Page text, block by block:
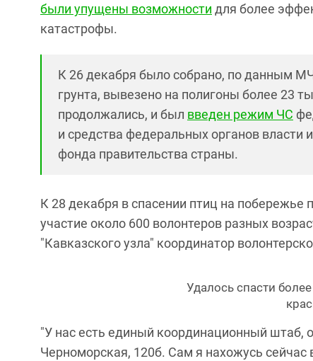
были упущены возможности для более
катастрофы.
К 26 декабря было собрано, по данным
грунта, вывезено на полигоны более 23
продолжались, и был введен режим ЧС
и средства федеральных органов
фонда правительства страны.
К 28 декабря в спасении птиц на
участие около 600 волонтеров разных
"Кавказского узла" координатор
Удалось спасти
"У нас есть единый координационный штаб,
Черноморская, 120б. Сам я нахожусь